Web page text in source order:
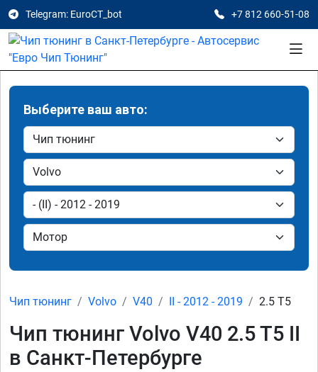
Telegram: EuroCT_bot +7 812 660-51-08
Выберите ваш авто:
Чип тюнинг Volvo V40 II - 2012 - 2019 2.5 T5
Чип тюнинг Volvo V40 2.5 T5 II
в Санкт-Петербурге